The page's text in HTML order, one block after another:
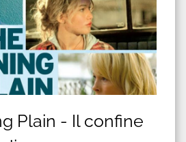
Plain - Il confine